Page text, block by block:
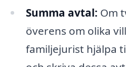
Summa avtal: Om
överens om olika
familjejurist hjälpa